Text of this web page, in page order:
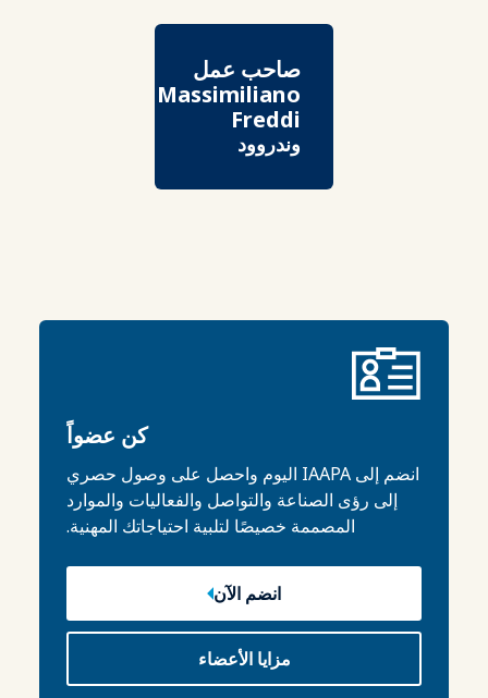
صاحب عمل
Massimiliano
Freddi
وندروود
كن عضواً
انضم إلى IAAPA اليوم واحصل على وصول حصري
إلى رؤى الصناعة والتواصل والفعاليات والموارد
المصممة خصيصًا لتلبية احتياجاتك المهنية.
انضم الآن
مزايا الأعضاء